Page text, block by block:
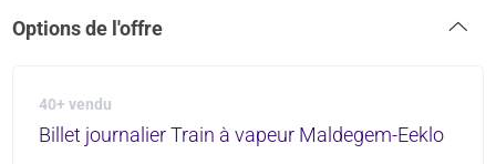
Options de l'offre
40+ vendu
Billet journalier Train à vapeur Maldegem-Eeklo